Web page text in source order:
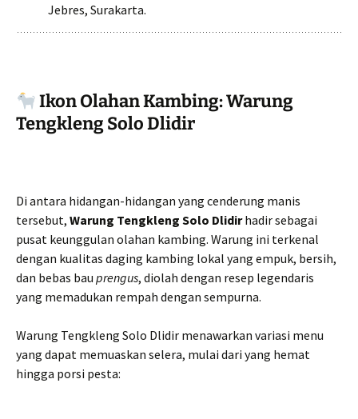
Jebres, Surakarta.
Ikon Olahan Kambing: Warung
Tengkleng Solo Dlidir
Di antara hidangan-hidangan yang cenderung manis
tersebut, Warung Tengkleng Solo Dlidirhadir sebagai
pusat keunggulan olahan kambing. Warung ini terkenal
dengan kualitas daging kambing lokal yang empuk, bersih,
dan bebas bau prengus, diolah dengan resep legendaris
yang memadukan rempah dengan sempurna.
Warung Tengkleng Solo Dlidir menawarkan variasi menu
yang dapat memuaskan selera, mulai dari yang hemat
hingga porsi pesta: